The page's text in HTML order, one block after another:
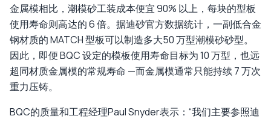
金属模相比，潮模砂工装成本便宜 90% 以上，每块的型板
使用寿命则高达的 6 倍。据迪砂官方数据统计，一副低合金
钢材质的 MATCH 型板可以制造多大50 万型潮模砂砂型。
因此，即便 BQC 设定的模板使用寿命目标为 10 万型，也远
超同材质金属模的常规寿命 —而金属模通常只能持续 7 万次
重力压铸。
BQC的质量和工程经理Paul Snyder表示：“我们主要参照迪